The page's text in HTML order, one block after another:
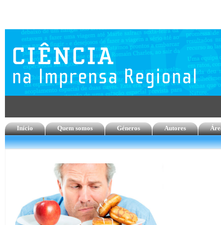
Início Quem somos Géneros Autores